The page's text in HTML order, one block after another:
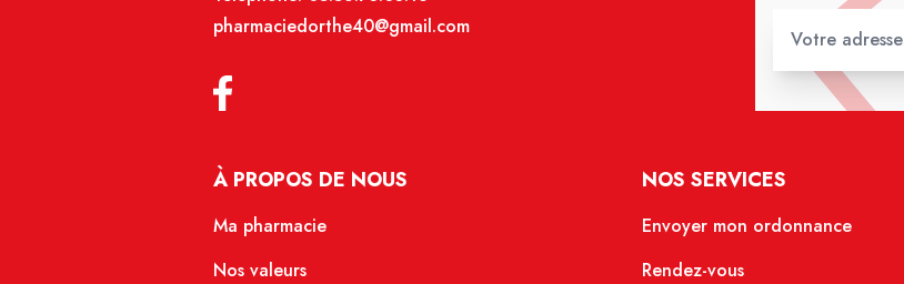
pharmaciedorthe40@gmail.com
À PROPOS DE NOUS
Ma pharmacie
Nos valeurs
NOS SERVICES
Envoyer mon ordonnance
Rendez-vous